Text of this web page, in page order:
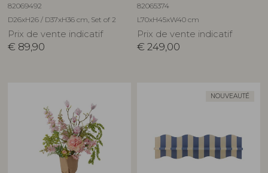
82069492
D26xH26 / D37xH36 cm, Set of 2
Prix de vente indicatif
€ 89,90
82065374
L70xH45xW40 cm
Prix de vente indicatif
€ 249,00
NOUVEAUTÉ